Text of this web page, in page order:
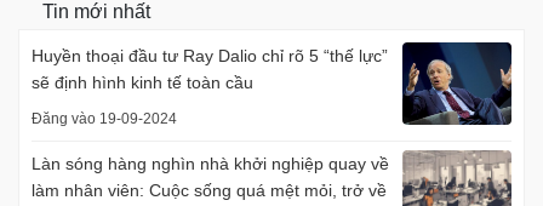
Tin mới nhất
Huyền thoại đầu tư Ray Dalio chỉ rõ 5 “thế lực”
sẽ định hình kinh tế toàn cầu
Đăng vào 19-09-2024
Làn sóng hàng nghìn nhà khởi nghiệp quay về
làm nhân viên: Cuộc sống quá mệt mỏi, trở về